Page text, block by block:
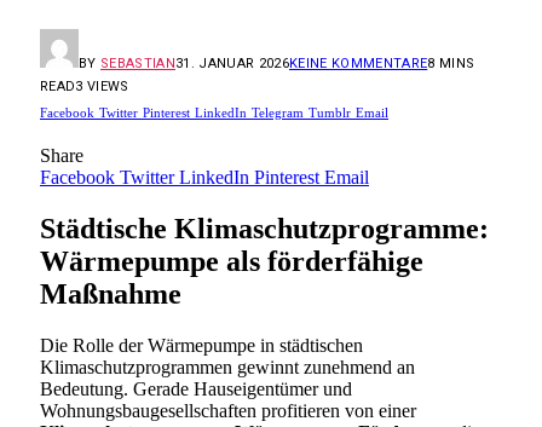
BY SEBASTIAN31. JANUAR 2026KEINE KOMMENTARE8 MINS
READ3 VIEWS
Facebook Twitter Pinterest LinkedIn Telegram Tumblr Email
Share
Facebook Twitter LinkedIn Pinterest Email
Städtische Klimaschutzprogramme:
Wärmepumpe als förderfähige
Maßnahme
Die Rolle der Wärmepumpe in städtischen
Klimaschutzprogrammen gewinnt zunehmend an
Bedeutung. Gerade Hauseigentümer und
Wohnungsbaugesellschaften profitieren von einer